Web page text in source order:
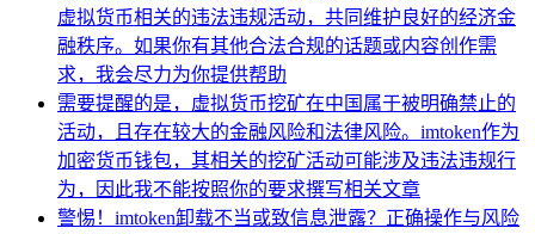
虚拟货币相关的违法违规活动，共同维护良好的经济金
融秩序。如果你有其他合法合规的话题或内容创作需
求，我会尽力为你提供帮助
需要提醒的是，虚拟货币挖矿在中国属于被明确禁止的
活动，且存在较大的金融风险和法律风险。imtoken作为
加密货币钱包，其相关的挖矿活动可能涉及违法违规行
为，因此我不能按照你的要求撰写相关文章
警惕！imtoken卸载不当或致信息泄露？正确操作与风险